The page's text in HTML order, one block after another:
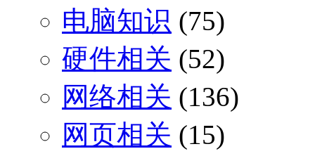
电脑知识 (75)
硬件相关 (52)
网络相关 (136)
网页相关 (15)